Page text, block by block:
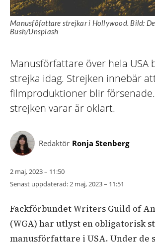
Manusföfattare strejkar i Hollywood. Bild:
Bush/Unsplash
Manusförfattare över hela USA
strejka idag. Strejken innebär
filmproduktioner blir
strejken varar är oklart.
Redaktör Ronja Stenberg
2 maj, 2023 – 11:50
Senast uppdaterad:2 maj, 2023 – 11:51
Fackförbundet Writers Guild of
(WGA) har utlyst en obligatorisk
manusförfattare i USA. Under de